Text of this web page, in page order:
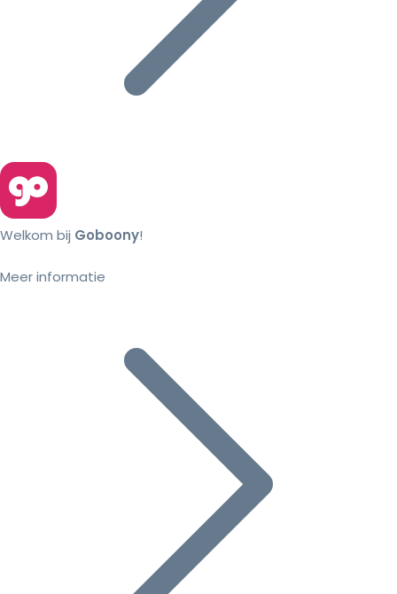
Welkom bij Goboony!
Meer informatie